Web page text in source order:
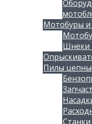
Мотобуры
Шнеки
Пилы